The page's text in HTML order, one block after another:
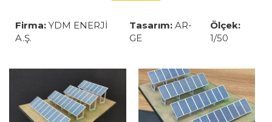
Firma: YDM ENERJİ
A.Ş.
Tasarım:AR-
GE
Ölçek:
1/50